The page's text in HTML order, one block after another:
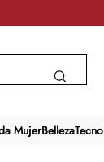
MujerBelleza